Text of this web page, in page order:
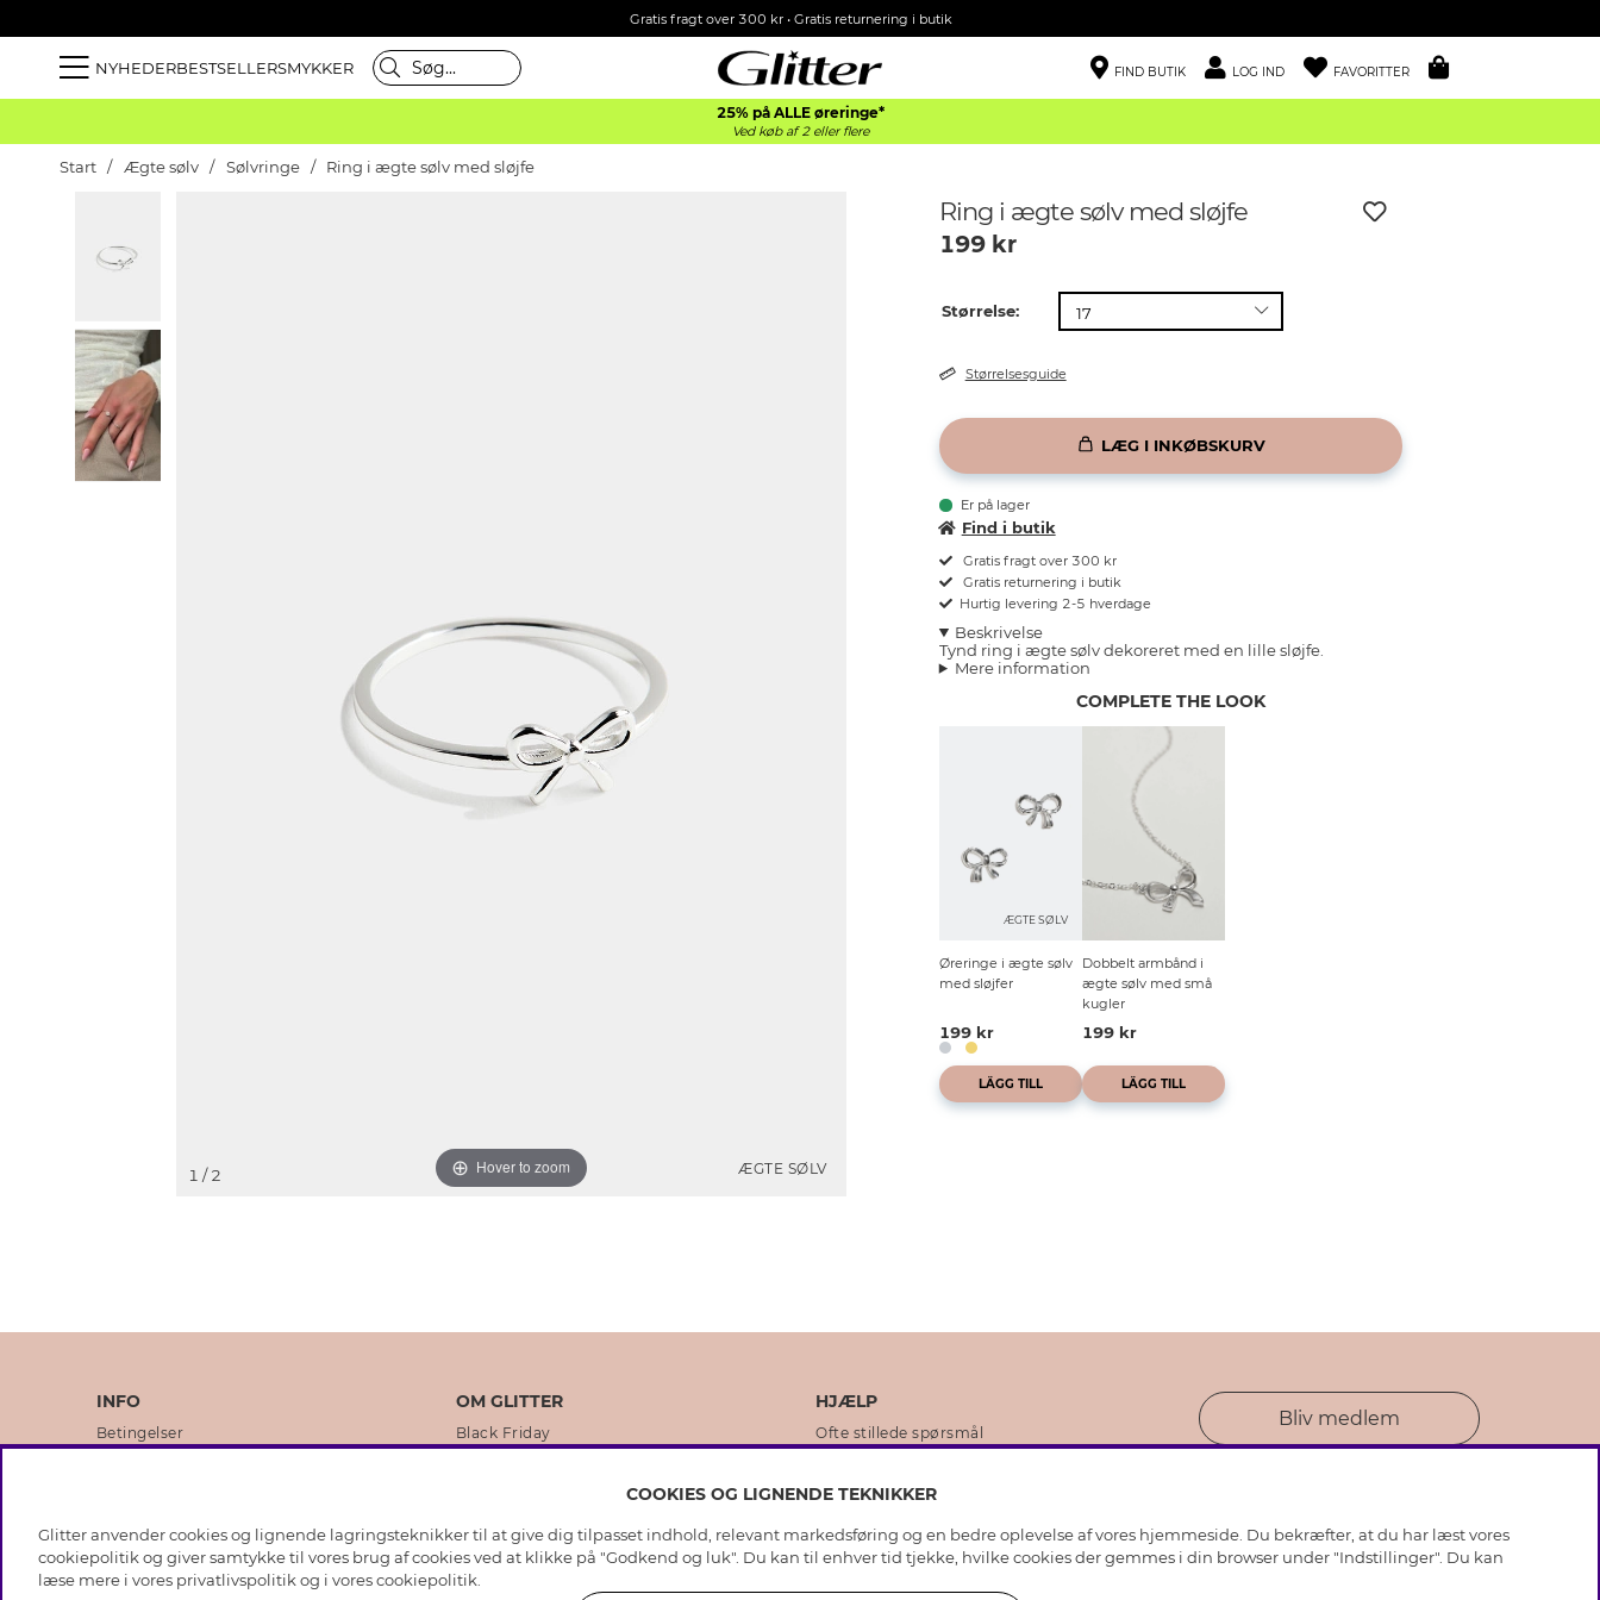
Gratis fragt over 300 kr • Gratis returnering i butik
NYHEDERBESTSELLERSMYKKER FIND BUTIK LOG IND FAVORITTER
25% på ALLE øreringe*
Ved køb af 2 eller flere
Start Ægte sølv Sølvringe Ring i ægte sølv med sløjfe
ÆGTE SØLV
Hover to zoom
1 / 2
Ring i ægte sølv med sløjfe
199kr
Størrelse:
Størrelsesguide
LÆG I INKØBSKURV
Er på lager
Find i butik
Gratis fragt over 300 kr
Gratis returnering i butik
Hurtig levering 2-5 hverdage
Beskrivelse
Tynd ring i ægte sølv dekoreret med en lille sløjfe.
Mere information
COMPLETE THE LOOK
ÆGTE SØLV
Øreringe i ægte sølv
med sløjfer
199 kr
LÄGG TILL
Dobbelt armbånd i
ægte sølv med små
kugler
199 kr
LÄGG TILL
INFO
Betingelser
Medlemsbetingelser
OM GLITTER
Black Friday
Virksomhedens historie
HJÆLP
Ofte stillede spørsmål
Plejeråd ægte sølv
Plejeråd skindhandsker
Bliv medlem
COOKIES OG LIGNENDE TEKNIKKER
Glitter anvender cookies og lignende lagringsteknikker til at give dig tilpasset indhold, relevant markedsføring og en bedre oplevelse af vores hjemmeside. Du bekræfter, at du har læst vores
cookiepolitik og giver samtykke til vores brug af cookies ved at klikke på "Godkend og luk". Du kan til enhver tid tjekke, hvilke cookies der gemmes i din browser under "Indstillinger". Du kan
læse mere i vores privatlivspolitik og i vorescookiepolitik